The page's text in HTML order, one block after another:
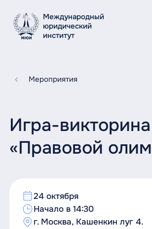
Международный
юридический
институт
Мероприятия
Игра-викторина
«Правовой
24 октября
Начало в 14:30
г. Москва, Кашенкин луг 4.